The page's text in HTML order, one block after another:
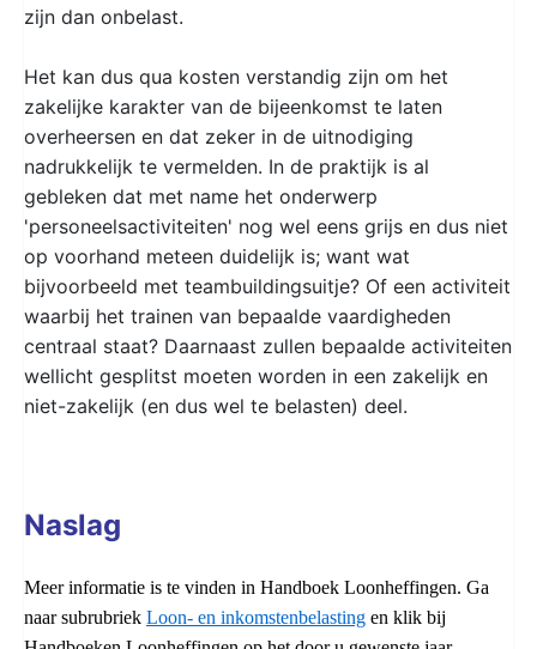
zijn dan onbelast.
Het kan dus qua kosten verstandig zijn om het
zakelijke karakter van de bijeenkomst te laten
overheersen en dat zeker in de uitnodiging
nadrukkelijk te vermelden. In de praktijk is al
gebleken dat met name het onderwerp
'personeelsactiviteiten' nog wel eens grijs en dus niet
op voorhand meteen duidelijk is; want wat
bijvoorbeeld met teambuildingsuitje? Of een activiteit
waarbij het trainen van bepaalde vaardigheden
centraal staat? Daarnaast zullen bepaalde activiteiten
wellicht gesplitst moeten worden in een zakelijk en
niet-zakelijk (en dus wel te belasten) deel.
Naslag
Meer informatie is te vinden in Handboek Loonheffingen. Ga
naar subrubriek Loon- en inkomstenbelasting en klik bij